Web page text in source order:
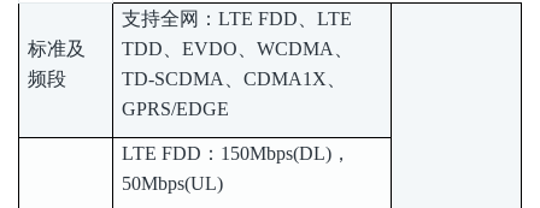
标准及
频段
支持全网：LTE FDD、LTE
TDD、EVDO、WCDMA、
TD-SCDMA、CDMA1X、
GPRS/EDGE
LTE FDD：150Mbps(DL)，
50Mbps(UL)